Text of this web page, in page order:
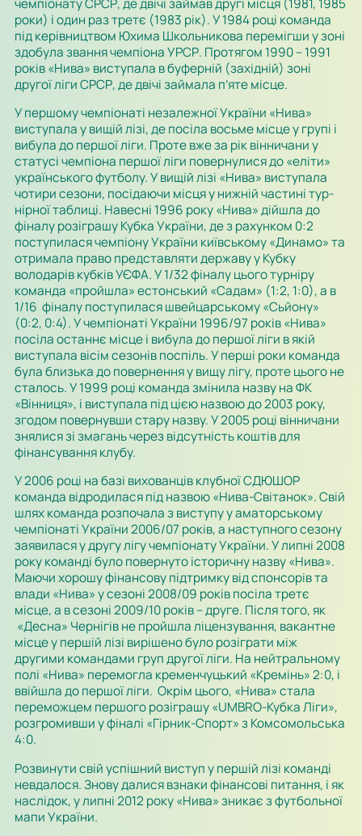
роки) і один раз третє (1983 рік). У1984році команда
під керівництвом Юхи­ма Школьникова перемігши у зоні
здобула звання чемпіонаУРСР. Протягом 1990 – 1991
років «Нива» виступала в буферній (західній) зоні
другої лігиСРСР, де двічі зай­мала п’яте місце.
У першому чемпіонаті незалежної України «Нива»
виступала у вищій лізі, де посіла восьме місце у групі і
вибула до першої ліги. Проте вже за рік вінничани у
статусі чемпіона першої ліги повернулися до «еліти»
українського футболу. У ви­щій лізі «Нива» виступала
чотири сезони, посідаючи місця у нижній частині тур­
нірної таблиці. Навесні 1996 року «Нива» дійшла до
фіналу розіграшу Кубка Ук­раї­ни, де з рахунком 0:2
поступилася чемпіону України київському «Динамо» та
отри­мала право представляти державу у Кубку
володарів кубків УЄФА. У 1/32 фіналу цього турніру
команда «пройшла»естонський «Садам» (1:2, 1:0), а в
1/16 фіналу поступиласяшвейцарському«Сьйону»
(0:2, 0:4). У чемпіонаті України 1996/97 ро­ків «Нива»
посіла останнє місце і вибула до першої ліги в якій
виступала вісім се­зо­нів поспіль. У перші роки команда
була близька до повернення у вищу лігу, проте цього не
сталось. У 1999 році команда змінила назву на ФК
«Вінниця», і виступала під цією назвою до2003 року,
згодом повернувши стару назву. У 2005 році вінни­чани
знялися зі змагань через відсутність коштів для
фінансування клубу.
У 2006 році на базі вихованців клубної СДЮШОР
команда відродилася під наз­вою «Нива-Світанок». Свій
шлях команда розпочала з виступу у аматорському
чем­піонаті України 2006/07 років, а наступного сезону
заявилася у другу лігу чемпіонату України. У липні 2008
року команді було повернуто історичну назву «Нива».
Маючи хорошу фінансову підтримку від спонсорів та
влади «Нива» у се­зо­ні 2008/09 років посіла третє
місце, а в сезоні 2009/10 років – друге. Після того, як
«Десна» Чернігів не пройшла ліцензування, вакантне
місце у першій лізі вирішено було розіграти між
другими командами груп другої ліги. На нейтральному
полі «Нива» перемогла кременчуцький «Кремінь»2:0, і
ввійшла до першої ліги. Окрім цьо­го, «Нива» стала
переможцем першого розіграшу«UMBRO-Кубка Ліги»,
розгро­мивши у фіналі «Гірник-Спорт»з Комсомольська
4:0.
Розвинути свій успішний виступ у першій лізі команді
невдалося. Знову далися взнаки фінансові питання, і як
наслідок, у липні 2012 року «Нива» зникає з футбольної
мапи України.